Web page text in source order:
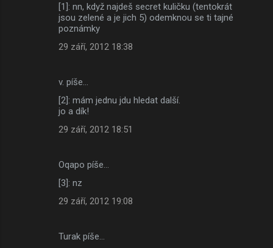
[1]: nn, když najdeš secret kuličku (tentokrát
jsou zelené a je jich 5) odemknou se ti tajné
poznámky
29 září, 2012 18:38
v. píše…
[2]: mám jednu jdu hledat další.
jo a dík!
29 září, 2012 18:51
Oqapo píše…
[3]: nz
29 září, 2012 19:08
Turak píše…